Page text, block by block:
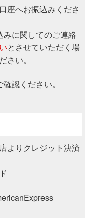
座へお振込みくださ
に関してのご連絡
とさせていただく場
い。
認ください。
よりクレジット決済